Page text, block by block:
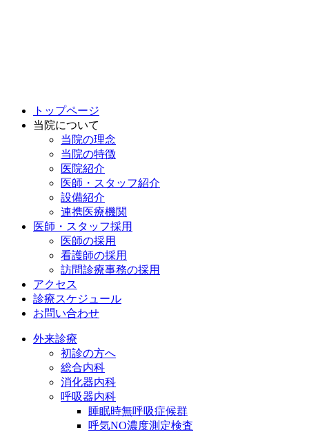
トップページ
当院について
当院の理念
当院の特徴
医院紹介
医師・スタッフ紹介
設備紹介
連携医療機関
医師・スタッフ採用
医師の採用
看護師の採用
訪問診療事務の採用
アクセス
診療スケジュール
お問い合わせ
外来診療
初診の方へ
総合内科
消化器内科
呼吸器内科
睡眠時無呼吸症候群
呼気NO濃度測定検査